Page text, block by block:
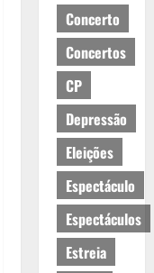
Concerto
Concertos
CP
Depressão
Eleições
Espectáculo
Espectáculos
Estreia